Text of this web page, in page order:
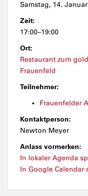
Samstag, 14. Januar
Zeit:
17:00–19:00
Ort:
Restaurant zum
Frauenfeld
Teilnehmer:
Frauenfelder
Kontaktperson:
Newton Meyer
Anlass vormerken:
In lokaler Agenda
In Google Calendar